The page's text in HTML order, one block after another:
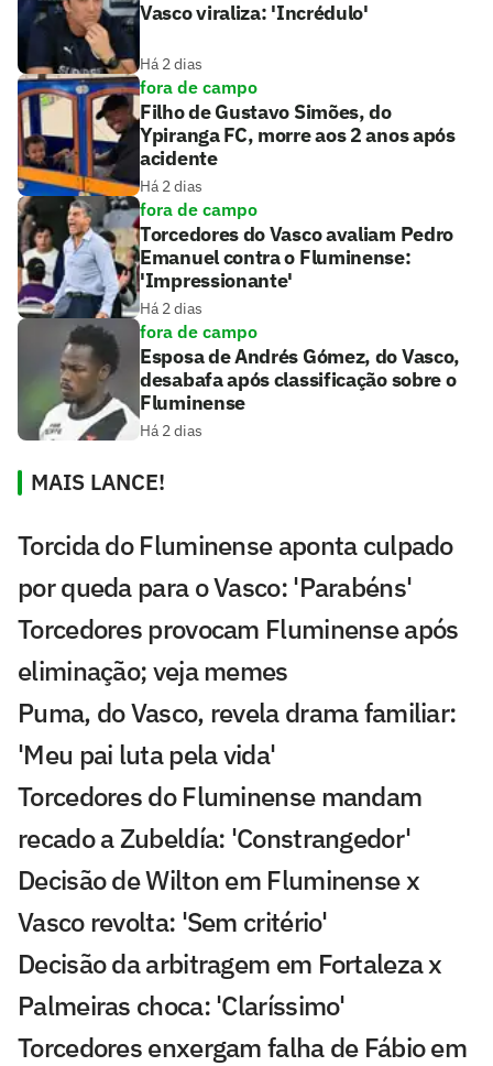
Vasco viraliza: 'Incrédulo'
Há 2 dias
fora de campo
Filho de Gustavo Simões, do
Ypiranga FC, morre aos 2 anos após
acidente
Há 2 dias
fora de campo
Torcedores do Vasco avaliam Pedro
Emanuel contra o Fluminense:
'Impressionante'
Há 2 dias
fora de campo
Esposa de Andrés Gómez, do Vasco,
desabafa após classificação sobre o
Fluminense
Há 2 dias
MAIS LANCE!
Torcida do Fluminense aponta culpado
por queda para o Vasco: 'Parabéns'
Torcedores provocam Fluminense após
eliminação; veja memes
Puma, do Vasco, revela drama familiar:
'Meu pai luta pela vida'
Torcedores do Fluminense mandam
recado a Zubeldía: 'Constrangedor'
Decisão de Wilton em Fluminense x
Vasco revolta: 'Sem critério'
Decisão da arbitragem em Fortaleza x
Palmeiras choca: 'Claríssimo'
Torcedores enxergam falha de Fábio em